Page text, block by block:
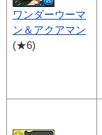
ワンダーウーマ
ン＆アクアマン
(★6)